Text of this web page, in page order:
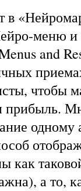
меню и
and
чтобы
прибыль.
одному
как
а то,